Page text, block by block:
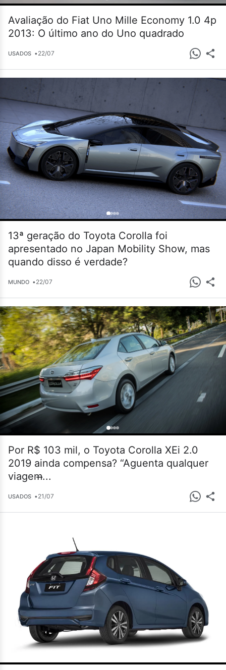
Avaliação do Fiat Uno Mille Economy 1.0 4p
2013: O último ano do Uno quadrado
USADOS •22/07
13ª geração do Toyota Corolla foi
apresentado no Japan Mobility Show, mas
quando disso é verdade?
MUNDO •22/07
Por R$ 103 mil, o Toyota Corolla XEi 2.0
2019 ainda compensa? “Aguenta qualquer
viagem̶...
USADOS •21/07